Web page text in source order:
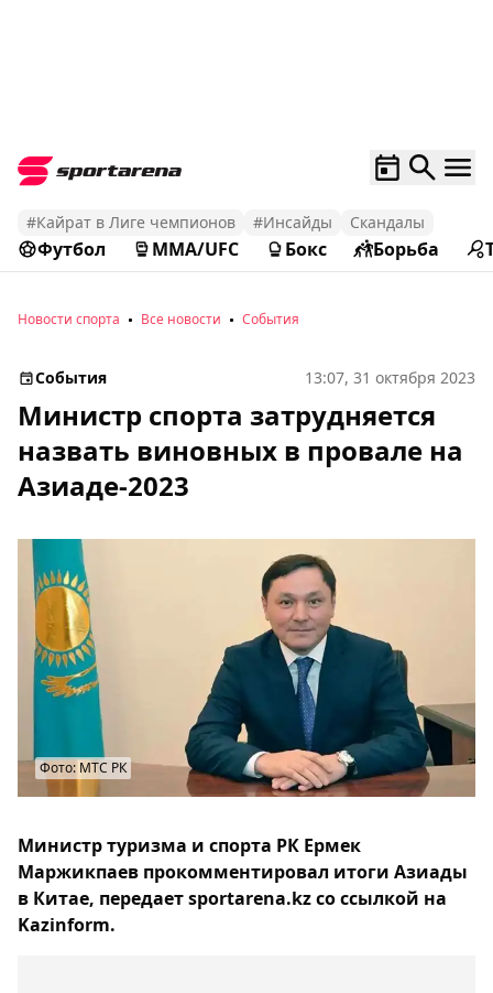
#Кайрат в Лиге чемпионов #Инсайды Скандалы
Футбол MMA/UFC Бокс Борьба
Новости спорта Все новости События
События 13:07, 31 октября 2023
Министр спорта затрудняется
назвать виновных в провале на
Азиаде-2023
Фото: МТС РК
Министр туризма и спорта РК Ермек
Маржикпаев прокомментировал итоги Азиады
в Китае, передает sportarena.kz со ссылкой на
Kazinform.